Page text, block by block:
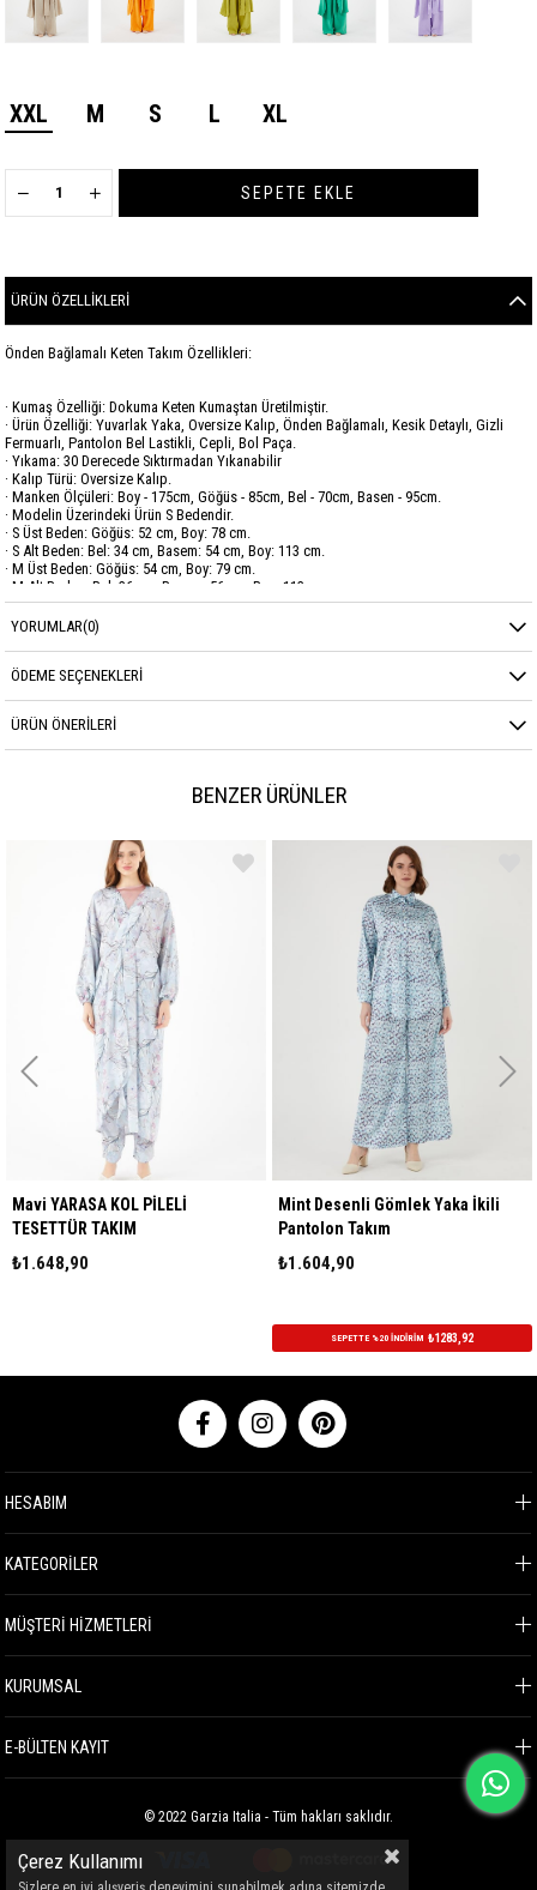
XXL M S L XL
ÜRÜN ÖZELLIKLERI
Önden Bağlamalı Keten Takım Özellikleri:
· Kumaş Özelliği: Dokuma Keten Kumaştan Üretilmiştir.
· Ürün Özelliği: Yuvarlak Yaka, Oversize Kalıp, Önden Bağlamalı, Kesik Detaylı, Gizli
Fermuarlı, Pantolon Bel Lastikli, Cepli, Bol Paça.
· Yıkama: 30 Derecede Sıktırmadan Yıkanabilir
· Kalıp Türü: Oversize Kalıp.
· Manken Ölçüleri: Boy - 175cm, Göğüs - 85cm, Bel - 70cm, Basen - 95cm.
· Modelin Üzerindeki Ürün S Bedendir.
· S Üst Beden: Göğüs: 52 cm, Boy: 78 cm.
· S Alt Beden: Bel: 34 cm, Basem: 54 cm, Boy: 113 cm.
· M Üst Beden: Göğüs: 54 cm, Boy: 79 cm.
· M Alt Beden: Bel: 36 cm, Basem: 56 cm, Boy: 113 cm.
· L Üst Beden: Göğüs: 56 cm, Boy: 80 cm.
· L Alt Beden: Bel: 38 cm, Basem: 58 cm, Boy: 113 cm.
· XL Üst Beden: Göğüs: 58 cm, Boy: 81 cm.
· XL Alt Beden: Bel: 40 cm, Basem: 60 cm, Boy: 113 cm.
· XXL Üst Beden: Göğüs: 60 cm, Boy: 81 cm.
Marka
YORUMLAR(0)
ÖDEME SEÇENEKLERI
ÜRÜN ÖNERILERI
BENZER ÜRÜNLER
Mavi YARASA KOL PİLELİ
TESETTÜR TAKIM
₺1.648,90
Mint Desenli Gömlek Yaka İkili
Pantolon Takım
₺1.604,90
SEPETTE %20 İNDİRİM ₺1283,92
HESABIM
KATEGORİLER
MÜŞTERİ HİZMETLERİ
KURUMSAL
E-BÜLTEN KAYIT
© 2022 Garzia Italia - Tüm hakları saklıdır.
Çerez Kullanımı